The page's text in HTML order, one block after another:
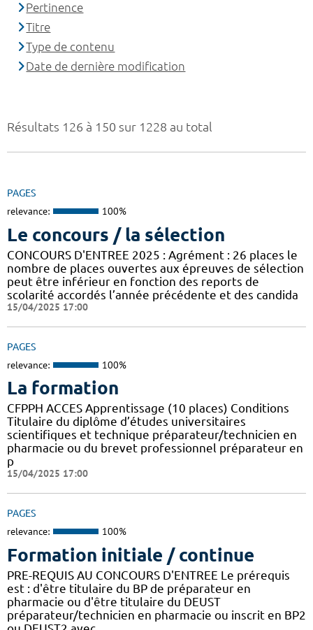
Résultats 126 à 150 sur 1228 au total
PAGES
relevance: 100%
Le concours / la sélection
CONCOURS D'ENTREE 2025 : Agrément : 26 places le
nombre de places ouvertes aux épreuves de sélection
peut être inférieur en fonction des reports de
scolarité accordés l’année précédente et des candida
15/04/2025 17:00
PAGES
relevance: 100%
La formation
CFPPH ACCES Apprentissage (10 places) Conditions
Titulaire du diplôme d’études universitaires
scientifiques et technique préparateur/technicien en
pharmacie ou du brevet professionnel préparateur en
p
15/04/2025 17:00
PAGES
relevance: 100%
Formation initiale / continue
PRE-REQUIS AU CONCOURS D'ENTREE Le prérequis
est : d'être titulaire du BP de préparateur en
pharmacie ou d'être titulaire du DEUST
préparateur/technicien en pharmacie ou inscrit en BP2
Pertinence
Titre
Type de contenu
Date de dernière modification